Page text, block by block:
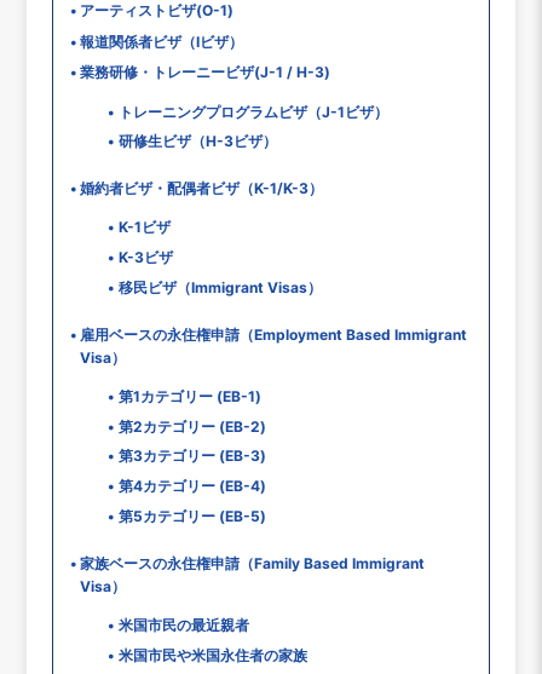
アーティストビザ(O-1)
報道関係者ビザ（Iビザ）
業務研修・トレーニービザ(J-1 / H-3)
トレーニングプログラムビザ（J-1ビザ）
研修生ビザ（H-3ビザ）
婚約者ビザ・配偶者ビザ（K-1/K-3）
K-1ビザ
K-3ビザ
移民ビザ（Immigrant Visas）
雇用ベースの永住権申請（Employment Based Immigrant
Visa）
第1カテゴリー (EB-1)
第2カテゴリー (EB-2)
第3カテゴリー (EB-3)
第4カテゴリー (EB-4)
第5カテゴリー (EB-5)
家族ベースの永住権申請（Family Based Immigrant
Visa）
米国市民の最近親者
米国市民や米国永住者の家族